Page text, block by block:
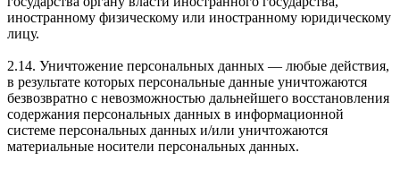
иностранному физическому или иностранному юридическому
лицу.
2.14. Уничтожение персональных данных — любые действия,
в результате которых персональные данные уничтожаются
безвозвратно с невозможностью дальнейшего восстановления
содержания персональных данных в информационной
системе персональных данных и/или уничтожаются
материальные носители персональных данных.